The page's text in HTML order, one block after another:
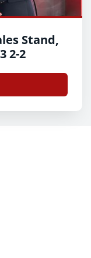
Stand,
2-2